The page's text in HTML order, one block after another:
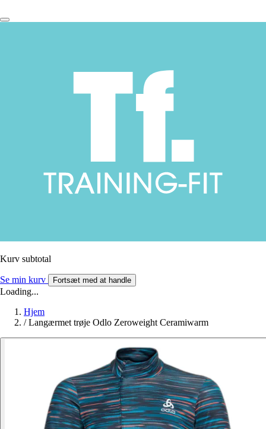
Kurv subtotal
Se min kurv Fortsæt med at handle
Loading...
Hjem
/ Langærmet trøje Odlo Zeroweight Ceramiwarm